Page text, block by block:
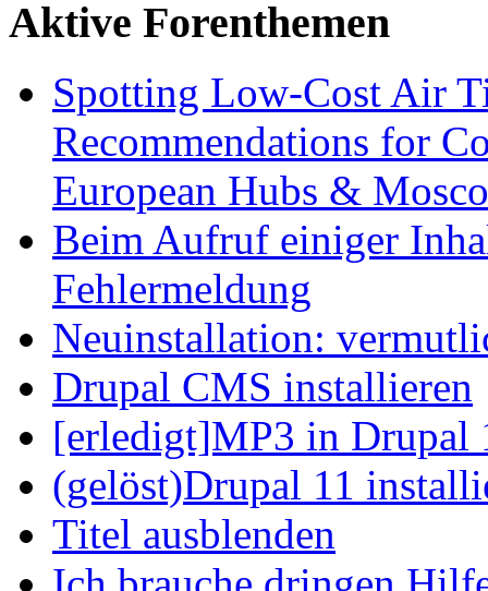
Aktive Forenthemen
Spotting Low-Cost Air
Recommendations for
European Hubs &
Beim Aufruf einiger
Fehlermeldung
Neuinstallation:
Drupal CMS installieren
[erledigt]MP3 in Drupal
(gelöst)Drupal 11
Titel ausblenden